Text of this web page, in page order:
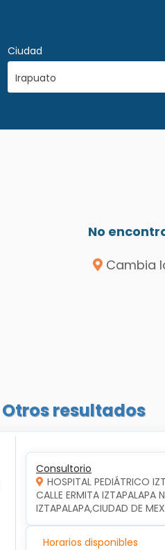
Ciudad
Irapuato
No
Cambia
Otros resultados
Consultorio
HOSPITAL PEDIÁTRICO
CALLE ERMITA
IZTAPALAPA,CIUDAD DE
Horarios disponibles